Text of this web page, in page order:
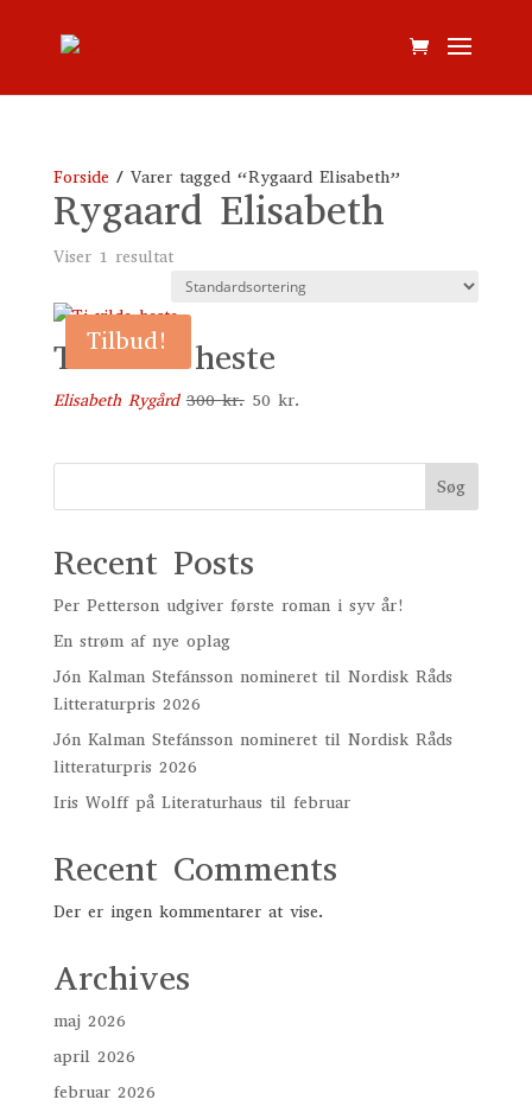
Forside/ Varer tagged “Rygaard Elisabeth”
Rygaard Elisabeth
Viser 1 resultat
Tilbud!
Ti vilde heste
Elisabeth Rygård 300kr. Den
300 kr..
50 kr.
50 kr..
Søg
Recent Posts
Per Petterson udgiver første roman i syv år!
En strøm af nye oplag
Jón Kalman Stefánsson nomineret til Nordisk Råds
Litteraturpris 2026
Jón Kalman Stefánsson nomineret til Nordisk Råds
litteraturpris 2026
Iris Wolff på Literaturhaus til februar
Recent Comments
Der er ingen kommentarer at vise.
Archives
maj 2026
april 2026
februar 2026